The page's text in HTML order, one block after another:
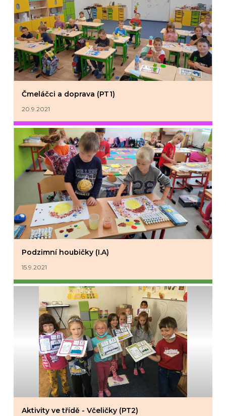
Čmeláčci a doprava (PT1)
20.9.2021
Podzimní houbičky (I.A)
15.9.2021
Aktivity ve třídě - Včeličky (PT2)